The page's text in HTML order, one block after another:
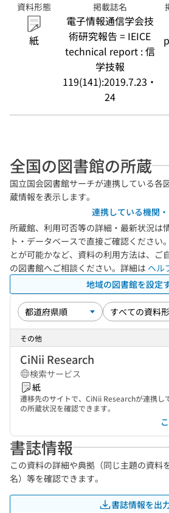
資料形態
紙
掲載誌名
電子情報通信学会技
術研究報告 = IEICE
technical report : 信
学技報
119(141):2019.7.23・
24
全国の図書館の所蔵
国立国会図書館サーチが連携している各
蔵情報を表示します。
連携している機関
所蔵館、利用可否等の詳細・最新状況は
ト・データベースで直接ご確認ください
とが可能かなど、資料の利用方法は、ご
の図書館へご相談ください。詳細は ヘル
地域の図書館を設定
その他
CiNii Research
検索サービス
紙
遷移先のサイトで、CiNii Researchが連携し
の所蔵状況を確認できます。
書誌情報
この資料の詳細や典拠（同じ主題の資料
名）等を確認できます。
書誌情報を出